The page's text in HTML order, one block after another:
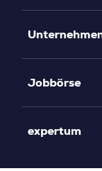
Jobbörse
expertum